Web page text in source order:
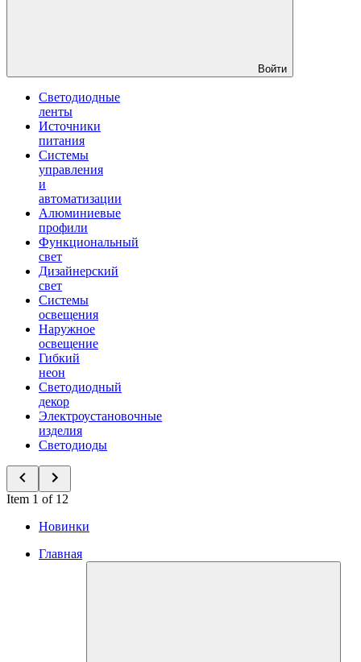
Войти
Светодиодные
ленты
Источники
питания
Системы
управления
и
автоматизации
Алюминиевые
профили
Функциональный
свет
Дизайнерский
свет
Системы
освещения
Наружное
освещение
Гибкий
неон
Светодиодный
декор
Электроустановочные
изделия
Светодиоды
Item 1 of 12
Новинки
Главная